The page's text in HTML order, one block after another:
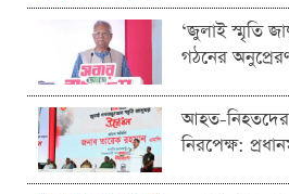
‘জুলাই স্মৃতি
গঠনের
আহত-নিহতদের
নিরপেক্ষ: